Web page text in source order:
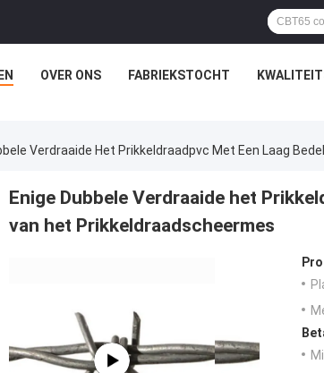
OVER ONS FABRIEKSTOCHT
Verdraaide Het Prikkeldraadpvc Met Een Laag
Enige Dubbele Verdraaide het
van het Prikkeldraadscheermes